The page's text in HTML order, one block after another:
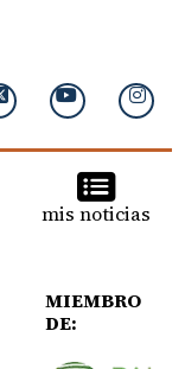
mis noticias
MIEMBRO
DE: